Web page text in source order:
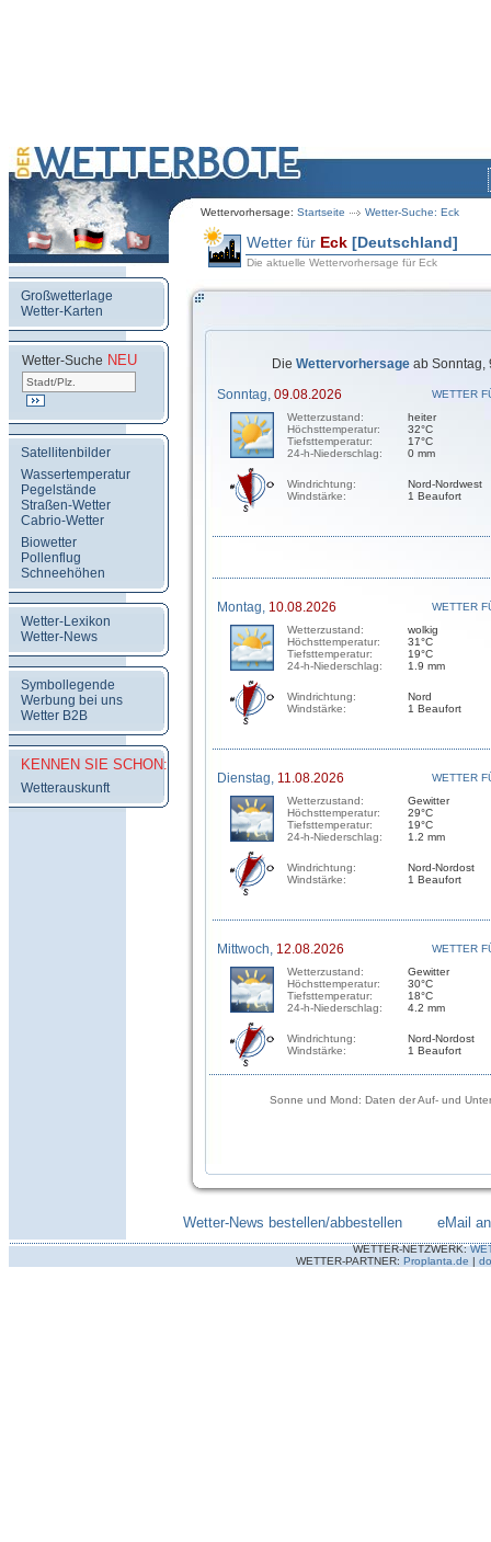
Wettervorhersage: Startseite Wetter-Suche: Eck
Großwetterlage
Wetter-Karten
Wetter-Suche NEU
Satellitenbilder
Wassertemperatur
Pegelstände
Straßen-Wetter
Cabrio-Wetter
Biowetter
Pollenflug
Schneehöhen
Wetter-Lexikon
Wetter-News
Symbollegende
Werbung bei uns
Wetter B2B
KENNEN SIE SCHON:
Wetterauskunft
Wetter für Eck [Deutschland]
Die aktuelle Wettervorhersage für Eck
Die Wettervorhersage ab Sonntag,
Sonntag, 09.08.2026
WETTER
Wetterzustand:
Höchsttemperatur:
Tiefsttemperatur:
24-h-Niederschlag:
heiter
32°C
17°C
0 mm
Windrichtung:
Windstärke:
Nord-Nordwest
1 Beaufort
Montag, 10.08.2026
WETTER
Wetterzustand:
Höchsttemperatur:
Tiefsttemperatur:
24-h-Niederschlag:
wolkig
31°C
19°C
1.9 mm
Windrichtung:
Windstärke:
Nord
1 Beaufort
Dienstag, 11.08.2026
WETTER
Wetterzustand:
Höchsttemperatur:
Tiefsttemperatur:
24-h-Niederschlag:
Gewitter
29°C
19°C
1.2 mm
Windrichtung:
Windstärke:
Nord-Nordost
1 Beaufort
Mittwoch, 12.08.2026
WETTER
Wetterzustand:
Höchsttemperatur:
Tiefsttemperatur:
24-h-Niederschlag:
Gewitter
30°C
18°C
4.2 mm
Windrichtung:
Windstärke:
Nord-Nordost
1 Beaufort
Sonne und Mond: Daten der Auf- und
Wetter-News bestellen/abbestellen eMail
WETTER-NETZWERK:
WETTER-PARTNER: Proplanta.de |